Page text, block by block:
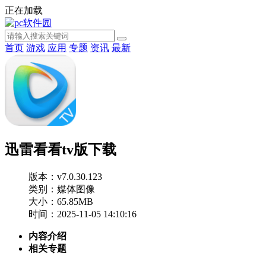
正在加载
首页 游戏 应用 专题 资讯 最新
迅雷看看tv版下载
版本：v7.0.30.123
类别：媒体图像
大小：65.85MB
时间：2025-11-05 14:10:16
内容介绍
相关专题